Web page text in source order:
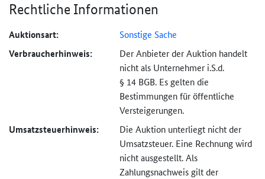
Rechtliche Informationen
Auktionsart: Sonstige Sache
Verbraucher­hinweis:
Der Anbieter der Auktion handelt
nicht als Unternehmer i.S.d.
§ 14 BGB. Es gelten die
Bestimmungen für öffentliche
Versteigerungen.
Umsatzsteuer­hinweis:
Die Auktion unterliegt nicht der
Umsatzsteuer. Eine Rechnung wird
nicht ausgestellt. Als
Zahlungsnachweis gilt der